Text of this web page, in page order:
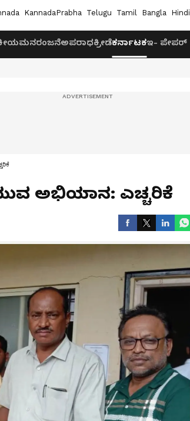
KannadaPrabha Telugu Tamil Bangla Hindi
ಮನರಂಜನೆಅಪರಾಧಕ್ರೀಡೆಕರ್ನಾಟಕಇ- ಪೇಪರ್
ಅಭಿಯಾನ: ಎಚ್ಚರಿಕೆ